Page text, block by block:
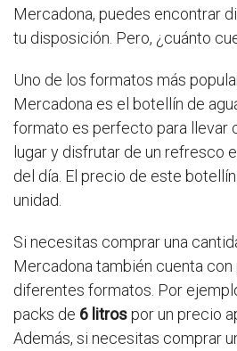
Mercadona, puedes encontrar
tu disposición. Pero, ¿cuánto
Uno de los formatos más
Mercadona es el botellín de
formato es perfecto para llevar
lugar y disfrutar de un refresco
del día. El precio de este
unidad.
Si necesitas comprar una
Mercadona también cuenta
diferentes formatos. Por
packs de 6 litrospor un precio
Además, si necesitas comprar